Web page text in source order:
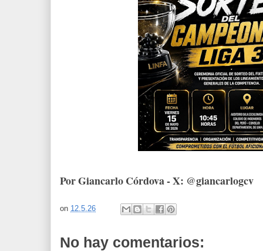
Por Giancarlo Córdova - X: @giancarlogcv
on 12.5.26
No hay comentarios: